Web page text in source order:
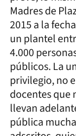
Madres de
2015 a la
un plantel
4.000
públicos. La
privilegio, no
docentes que
llevan
pública